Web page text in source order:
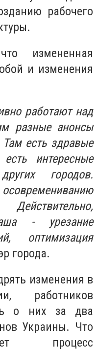
рабочего
измененная
и изменения
работают над
разные анонсы
есть здравые
интересные
городов.
- урезание
оптимизация
города.
изменения в
работников
о них за два
Украины. Что
процесс